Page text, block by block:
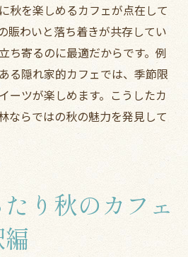
秋を楽しめるカフェが点在して
賑わいと落ち着きが共存してい
ち寄るのに最適だからです。例
る隠れ家的カフェでは、季節限
ーツが楽しめます。こうしたカ
ならではの秋の魅力を発見して
り秋のカフェ